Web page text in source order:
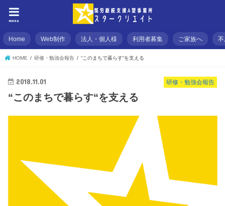
menu
Home Web制作 法人・個人様 利用者募集 ご家族へ
HOME 研修・勉強会報告 “このまちで暮らす“を支える
研修・勉強会報告
2018.11.01
“このまちで暮らす“を支える